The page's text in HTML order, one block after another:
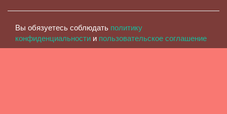
Вы обязуетесь соблюдать политику
конфиденциальности и пользовательское соглашение